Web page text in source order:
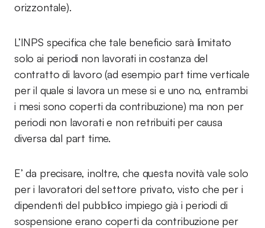
orizzontale).
L’INPS specifica che tale beneficio sarà limitato
solo ai periodi non lavorati in costanza del
contratto di lavoro (ad esempio part time verticale
per il quale si lavora un mese si e uno no, entrambi
i mesi sono coperti da contribuzione) ma non per
periodi non lavorati e non retribuiti per causa
diversa dal part time.
E’ da precisare, inoltre, che questa novità vale solo
per i lavoratori del settore privato, visto che per i
dipendenti del pubblico impiego già i periodi di
sospensione erano coperti da contribuzione per